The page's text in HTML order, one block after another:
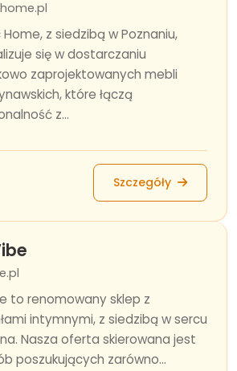
Home, z siedzibą w Poznaniu,
się w dostarczaniu
zaprojektowanych mebli
które łączą
z...
Szczegóły
to renomowany sklep z
intymnymi, z siedzibą w sercu
Nasza oferta skierowana jest
poszukujących zarówno...